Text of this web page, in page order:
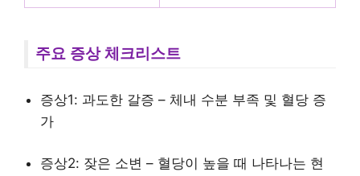
주요 증상 체크리스트
증상1: 과도한 갈증 – 체내 수분 부족 및 혈당 증
가
증상2: 잦은 소변 – 혈당이 높을 때 나타나는 현